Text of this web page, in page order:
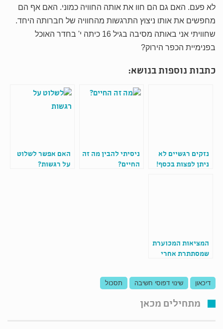
לא פעם. האם גם הם חוו את אותה החוויה כמוני. האם אף הם
מחפשים את אותו ניצוץ התרגשות מהחוויה של חברותה היחד.
שחוויתי אני באותה מסיבה בגיל 16 כיתה י' בחדר האוכל
בפנימיית הכפר הירוק?
כתבות נוספות בנושא:
נזקים רגשיים לא
ניתן לפצות בכסף!
ניסיתי להבין מה זה
החיים?
האם אפשר לשלוט
על רגשות?
המציאות המכוערת
שמסתתרת אחרי
דיכאון שינוי דפוסי חשיבה תסכול
מתחילים מכאן